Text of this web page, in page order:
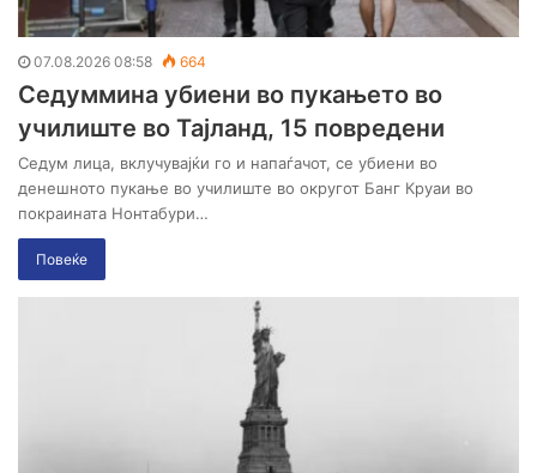
07.08.2026 08:58 664
Седуммина убиени во пукањето во
училиште во Тајланд, 15 повредени
Седум лица, вклучувајќи го и напаѓачот, се убиени во
денешното пукање во училиште во округот Банг Круаи во
покраината Нонтабури…
Повеќе